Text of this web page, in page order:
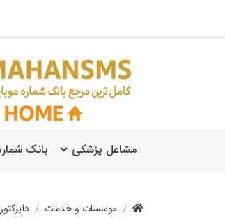
مشاغل پزشکی بانک
موسسات و خدمات